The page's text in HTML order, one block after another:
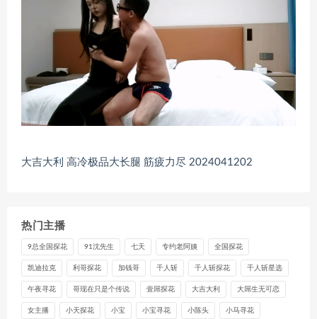
大吉大利 高冷极品大长腿 筋疲力尽 2024041202
热门主播
9总全国探花 91沈先生 七天 专约老阿姨 全国探花
凯迪拉克 利哥探花 加钱哥 千人斩 千人斩探花 千人斩星选
午夜寻花 哥现在只是个传说 壹屌探花 大吉大利 大屌生无可恋
女主播 小天探花 小宝 小宝寻花 小陈头 小马寻花